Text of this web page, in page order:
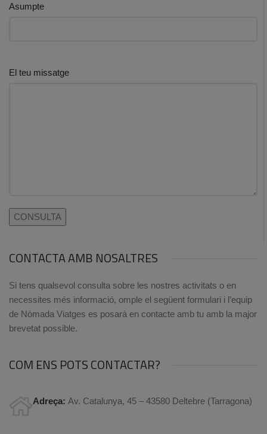
Asumpte
El teu missatge
CONTACTA AMB NOSALTRES
Si tens qualsevol consulta sobre les nostres activitats o en
necessites més informació, omple el següent formulari i l’equip
de Nòmada Viatges es posarà en contacte amb tu amb la major
brevetat possible.
COM ENS POTS CONTACTAR?
Adreça: Av. Catalunya, 45 – 43580 Deltebre (Tarragona)